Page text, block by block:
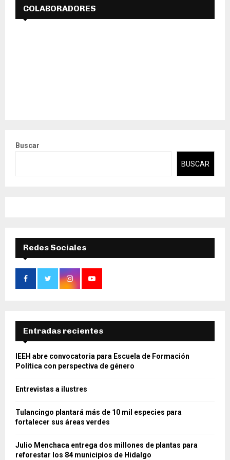
COLABORADORES
Buscar
BUSCAR
Redes Sociales
Entradas recientes
IEEH abre convocatoria para Escuela de Formación
Política con perspectiva de género
Entrevistas a ilustres
Tulancingo plantará más de 10 mil especies para
fortalecer sus áreas verdes
Julio Menchaca entrega dos millones de plantas para
reforestar los 84 municipios de Hidalgo